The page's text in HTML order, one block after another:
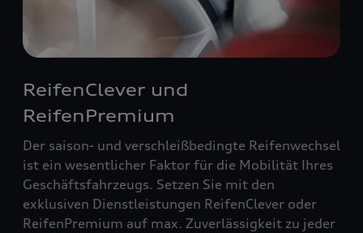
ReifenClever und
ReifenPremium
Der saison- und verschleißbedingte Reifenwechsel
ist ein wesentlicher Faktor für die Mobilität Ihres
Geschäftsfahrzeugs. Setzen Sie mit den
exklusiven Dienstleistungen ReifenClever oder
ReifenPremium auf max. Zuverlässigkeit zu jeder